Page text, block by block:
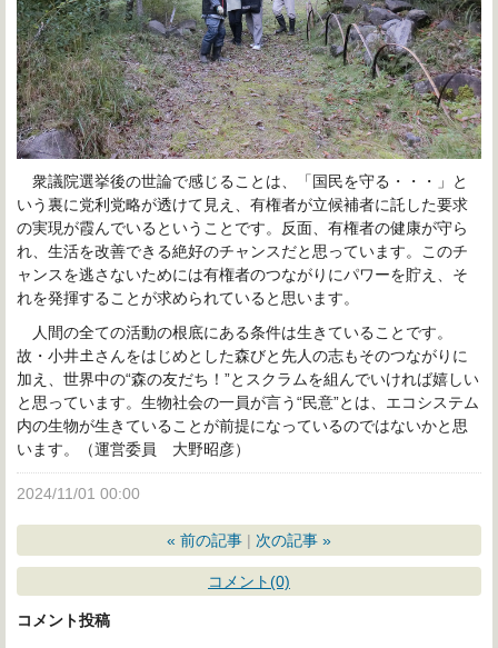
衆議院選挙後の世論で感じることは、「国民を守る・・・」と
いう裏に党利党略が透けて見え、有権者が立候補者に託した要求
の実現が霞んでいるということです。反面、有権者の健康が守ら
れ、生活を改善できる絶好のチャンスだと思っています。このチ
ャンスを逃さないためには有権者のつながりにパワーを貯え、そ
れを発揮することが求められていると思います。
人間の全ての活動の根底にある条件は生きていることです。
故・小井𡈽さんをはじめとした森びと先人の志もそのつながりに
加え、世界中の“森の友だち！”とスクラムを組んでいければ嬉しい
と思っています。生物社会の一員が言う“民意”とは、エコシステム
内の生物が生きていることが前提になっているのではないかと思
います。（運営委員 大野昭彦）
2024/11/01 00:00
« 前の記事 次の記事 »
コメント(0)
コメント投稿